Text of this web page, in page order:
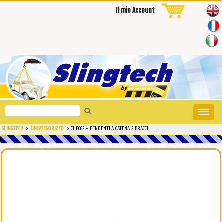
Il mio Account
Toggle
Search
for:
SLINGTECH > UNCATEGORIZED > CHB062 – PENDENTI A CATENA 2 BRACCI